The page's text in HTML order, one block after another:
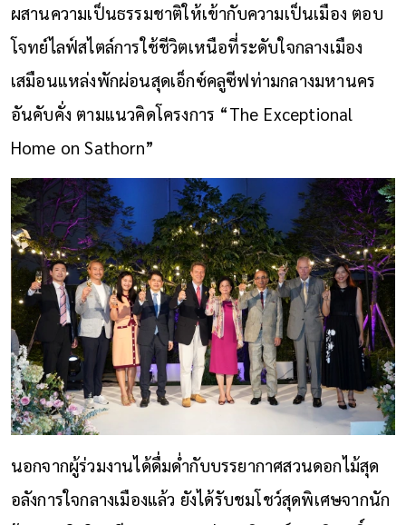
ผสานความเป็นธรรมชาติให้เข้ากับความเป็นเมือง ตอบ
โจทย์ไลฟ์สไตล์การใช้ชีวิตเหนือที่ระดับใจกลางเมือง
เสมือนแหล่งพักผ่อนสุดเอ็กซ์คลูซีฟท่ามกลางมหานคร
อันคับคั่ง ตามแนวคิดโครงการ “The Exceptional
Home on Sathorn”
นอกจากผู้ร่วมงานได้ดื่มด่ำกับบรรยากาศสวนดอกไม้สุด
อลังการใจกลางเมืองแล้ว ยังได้รับชมโชว์สุดพิเศษจากนัก